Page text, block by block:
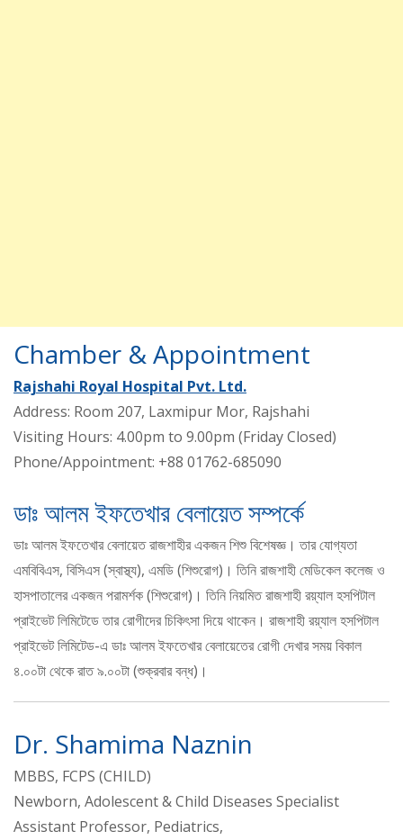
Chamber & Appointment
Rajshahi Royal Hospital Pvt. Ltd.
Address: Room 207, Laxmipur Mor, Rajshahi
Visiting Hours: 4.00pm to 9.00pm (Friday Closed)
Phone/Appointment: +88 01762-685090
ডাঃ আলম ইফতেখার বেলায়েত সম্পর্কে
ডাঃ আলম ইফতেখার বেলায়েত রাজশাহীর একজন শিশু বিশেষজ্ঞ। তার যোগ্যতা
এমবিবিএস, বিসিএস (স্বাস্থ্য), এমডি (শিশুরোগ)। তিনি রাজশাহী মেডিকেল কলেজ ও
হাসপাতালের একজন পরামর্শক (শিশুরোগ)। তিনি নিয়মিত রাজশাহী রয়্যাল হসপিটাল
প্রাইভেট লিমিটেডে তার রোগীদের চিকিৎসা দিয়ে থাকেন। রাজশাহী রয়্যাল হসপিটাল
প্রাইভেট লিমিটেড-এ ডাঃ আলম ইফতেখার বেলায়েতের রোগী দেখার সময় বিকাল
৪.০০টা থেকে রাত ৯.০০টা (শুক্রবার বন্ধ)।
Dr. Shamima Naznin
MBBS, FCPS (CHILD)
Newborn, Adolescent & Child Diseases Specialist
Assistant Professor, Pediatrics,